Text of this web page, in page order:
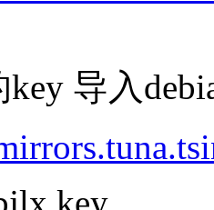
导入